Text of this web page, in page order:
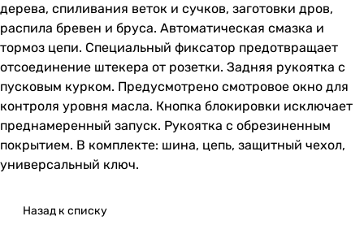
дерева, спиливания веток и сучков, заготовки дров,
распила бревен и бруса. Автоматическая смазка и
тормоз цепи. Специальный фиксатор предотвращает
отсоединение штекера от розетки. Задняя рукоятка с
пусковым курком. Предусмотрено смотровое окно для
контроля уровня масла. Кнопка блокировки исключает
преднамеренный запуск. Рукоятка с обрезиненным
покрытием. В комплекте: шина, цепь, защитный чехол,
универсальный ключ.
Назад к списку